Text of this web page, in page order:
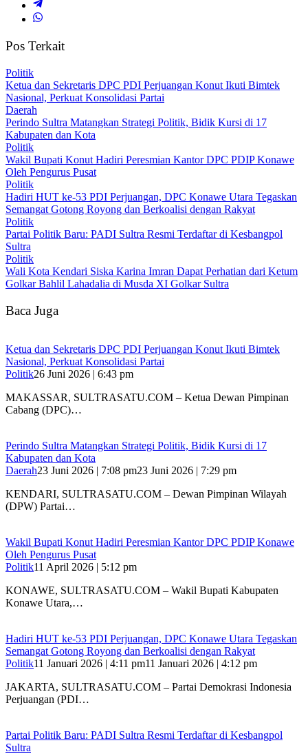
Pos Terkait
Politik
Ketua dan Sekretaris DPC PDI Perjuangan Konut Ikuti Bimtek
Nasional, Perkuat Konsolidasi Partai
Daerah
Perindo Sultra Matangkan Strategi Politik, Bidik Kursi di 17
Kabupaten dan Kota
Politik
Wakil Bupati Konut Hadiri Peresmian Kantor DPC PDIP Konawe
Oleh Pengurus Pusat
Politik
Hadiri HUT ke-53 PDI Perjuangan, DPC Konawe Utara Tegaskan
Semangat Gotong Royong dan Berkoalisi dengan Rakyat
Politik
Partai Politik Baru: PADI Sultra Resmi Terdaftar di Kesbangpol
Sultra
Politik
Wali Kota Kendari Siska Karina Imran Dapat Perhatian dari Ketum
Golkar Bahlil Lahadalia di Musda XI Golkar Sultra
Baca Juga
Ketua dan Sekretaris DPC PDI Perjuangan Konut Ikuti Bimtek
Nasional, Perkuat Konsolidasi Partai
Politik26 Juni 2026 | 6:43 pm
MAKASSAR, SULTRASATU.COM – Ketua Dewan Pimpinan
Cabang (DPC)…
Perindo Sultra Matangkan Strategi Politik, Bidik Kursi di 17
Kabupaten dan Kota
Daerah23 Juni 2026 | 7:08 pm23 Juni 2026 | 7:29 pm
KENDARI, SULTRASATU.COM – Dewan Pimpinan Wilayah
(DPW) Partai…
Wakil Bupati Konut Hadiri Peresmian Kantor DPC PDIP Konawe
Oleh Pengurus Pusat
Politik11 April 2026 | 5:12 pm
KONAWE, SULTRASATU.COM – Wakil Bupati Kabupaten
Konawe Utara,…
Hadiri HUT ke-53 PDI Perjuangan, DPC Konawe Utara Tegaskan
Semangat Gotong Royong dan Berkoalisi dengan Rakyat
Politik11 Januari 2026 | 4:11 pm11 Januari 2026 | 4:12 pm
JAKARTA, SULTRASATU.COM – Partai Demokrasi Indonesia
Perjuangan (PDI…
Partai Politik Baru: PADI Sultra Resmi Terdaftar di Kesbangpol
Sultra